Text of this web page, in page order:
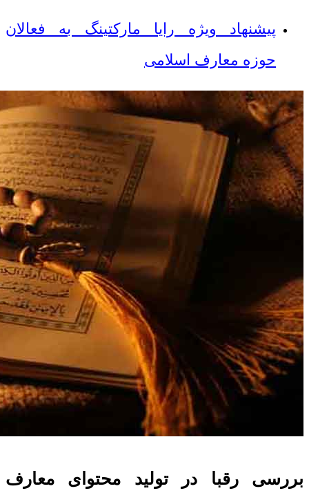
پیشنهاد ویژه رایا مارکتینگ به فعالان
حوزه معارف اسلامی
بررسی رقبا در تولید محتوای معارف